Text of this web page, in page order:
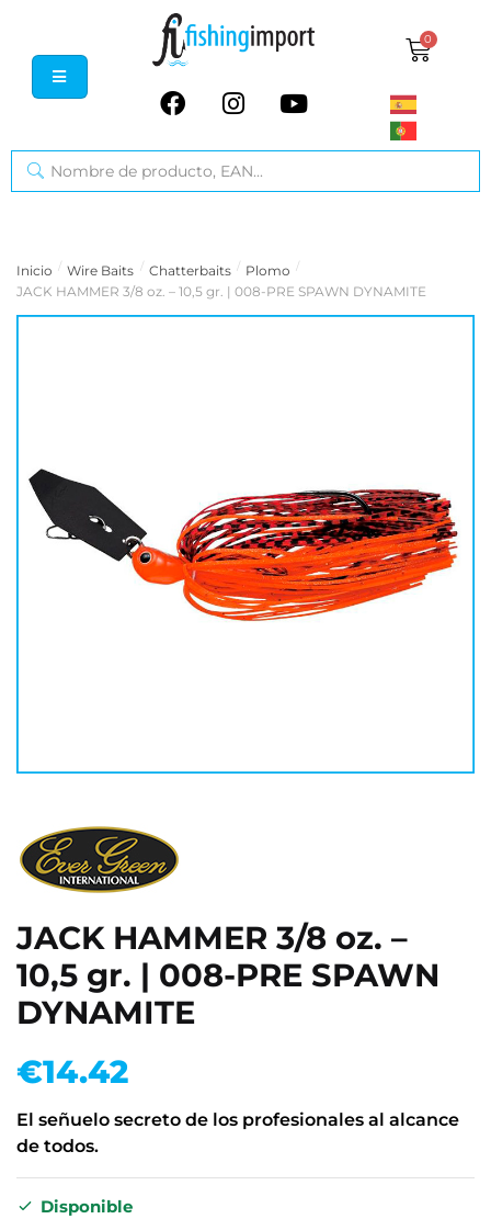
0
Inicio / Wire Baits / Chatterbaits / Plomo /
JACK HAMMER 3/8 oz. – 10,5 gr. | 008-PRE SPAWN DYNAMITE
JACK HAMMER 3/8 oz. –
10,5 gr. | 008-PRE SPAWN
DYNAMITE
€14.42
El señuelo secreto de los profesionales al alcance
de todos.
Disponible